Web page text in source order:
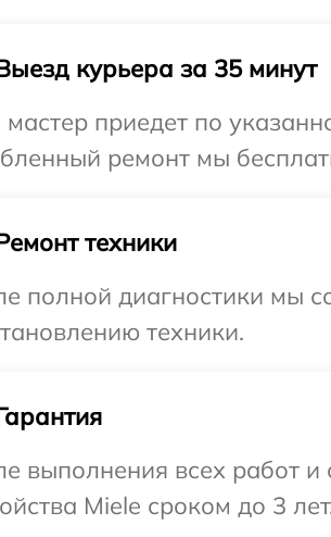
курьера за 35 минут
приедет по
ремонт мы
техники
полной диагностики мы
техники.
выполнения всех работ
Miele сроком до 3